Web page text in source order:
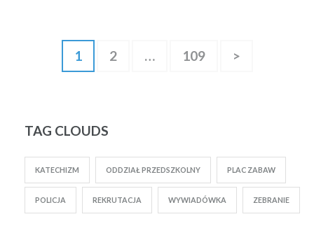
NawigacjaPage
1 Page
2 … Page
109 >
TAG CLOUDS
KATECHIZM ODDZIAŁ PRZEDSZKOLNY PLAC ZABAW
POLICJA REKRUTACJA WYWIADÓWKA ZEBRANIE